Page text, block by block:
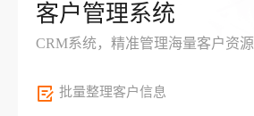
客户管理系统
CRM系统，精准管理海量客户资源
批量整理客户信息